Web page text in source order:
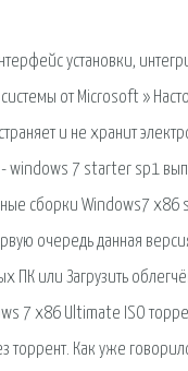
установки,
от Microsoft »
и не хранит
- windows 7 starter sp1
сборки Windows7
очередь данная
ПК или Загрузить
7 x86 Ultimate ISO
торрент. Как уже